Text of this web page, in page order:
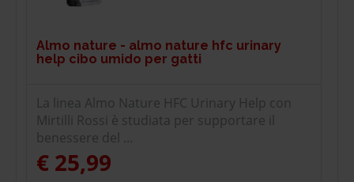
Almo nature - almo nature hfc urinary
help cibo umido per gatti
La linea Almo Nature HFC Urinary Help con
Mirtilli Rossi è studiata per supportare il
benessere del ...
€ 25,99